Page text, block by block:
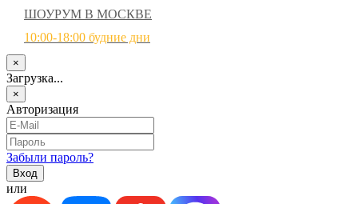
ШОУРУМ В МОСКВЕ
10:00-18:00 будние дни
×
Загрузка...
×
Авторизация
Забыли пароль?
или